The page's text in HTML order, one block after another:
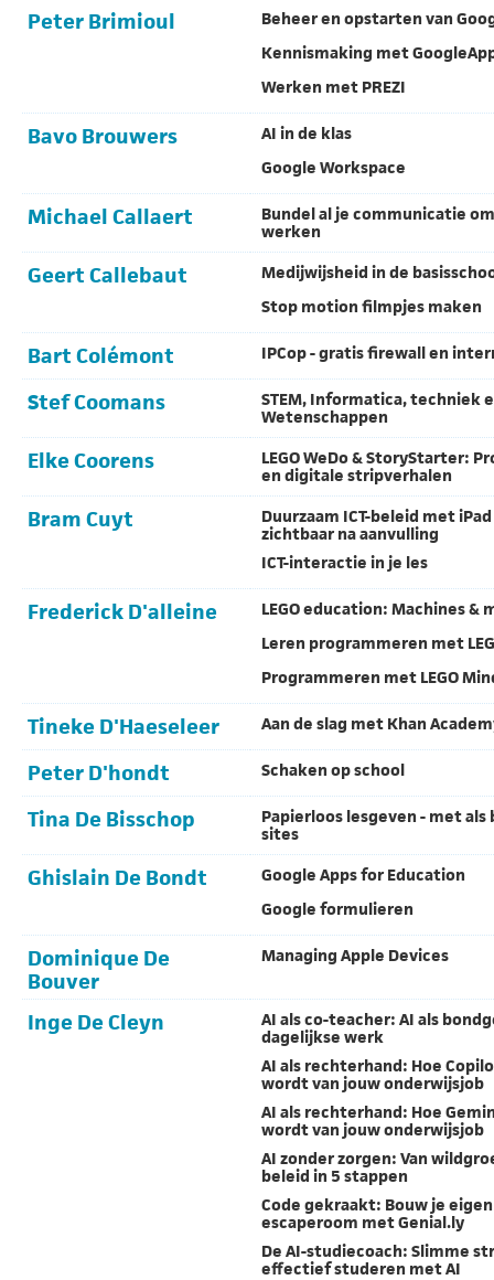
Peter Brimioul
Beheer en opstarten van
Kennismaking met
Werken met PREZI
Bavo Brouwers
AI in de klas
Google Workspace
Michael Callaert
Bundel al je communicatie
werken
Geert Callebaut
Medijwijsheid in de
Stop motion filmpjes maken
Bart Colémont IPCop - gratis firewall en
Stef Coomans
STEM, Informatica, techniek
Wetenschappen
Elke Coorens
LEGO WeDo & StoryStarter:
en digitale stripverhalen
Bram Cuyt
Duurzaam ICT-beleid met
zichtbaar na aanvulling
ICT-interactie in je les
Frederick D'alleine
LEGO education: Machines &
Leren programmeren met
Programmeren met LEGO
Tineke D'Haeseleer Aan de slag met Khan
Peter D'hondt Schaken op school
Tina De Bisschop
Papierloos lesgeven - met als
sites
Ghislain De Bondt
Google Apps for Education
Google formulieren
Dominique De
Bouver
Managing Apple Devices
Inge De Cleyn
AI als co-teacher: AI als
dagelijkse werk
AI als rechterhand: Hoe
wordt van jouw onderwijsjob
AI als rechterhand: Hoe
wordt van jouw onderwijsjob
AI zonder zorgen: Van
beleid in 5 stappen
Code gekraakt: Bouw je
escaperoom met Genial.ly
De AI-studiecoach: Slimme
effectief studeren met AI